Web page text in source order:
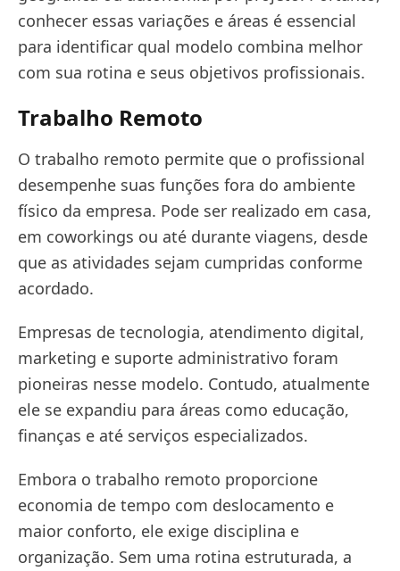
conhecer essas variações e áreas é essencial
para identificar qual modelo combina melhor
com sua rotina e seus objetivos profissionais.
Trabalho Remoto
O trabalho remoto permite que o profissional
desempenhe suas funções fora do ambiente
físico da empresa. Pode ser realizado em casa,
em coworkings ou até durante viagens, desde
que as atividades sejam cumpridas conforme
acordado.
Empresas de tecnologia, atendimento digital,
marketing e suporte administrativo foram
pioneiras nesse modelo. Contudo, atualmente
ele se expandiu para áreas como educação,
finanças e até serviços especializados.
Embora o trabalho remoto proporcione
economia de tempo com deslocamento e
maior conforto, ele exige disciplina e
organização. Sem uma rotina estruturada, a